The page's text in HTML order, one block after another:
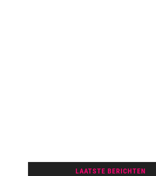
LAATSTE BERICHTEN